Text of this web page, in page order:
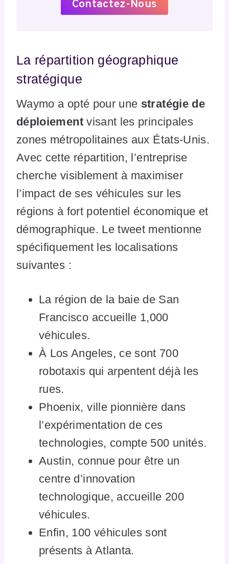
Contactez-Nous
La répartition géographique
stratégique
Waymo a opté pour une stratégie de
déploiementvisant les principales
zones métropolitaines aux États-Unis.
Avec cette répartition, l’entreprise
cherche visiblement à maximiser
l’impact de ses véhicules sur les
régions à fort potentiel économique et
démographique. Le tweet mentionne
spécifiquement les localisations
suivantes :
La région de la baie de San
Francisco accueille 1,000
véhicules.
À Los Angeles, ce sont 700
robotaxis qui arpentent déjà les
rues.
Phoenix, ville pionnière dans
l’expérimentation de ces
technologies, compte 500 unités.
Austin, connue pour être un
centre d’innovation
technologique, accueille 200
véhicules.
Enfin, 100 véhicules sont
présents à Atlanta.